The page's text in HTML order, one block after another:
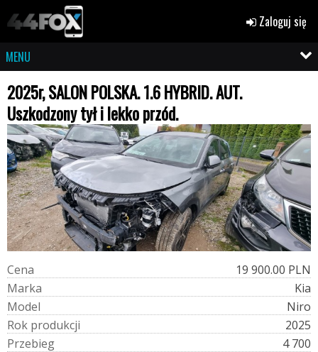
Zaloguj się
MENU
2025r, SALON POLSKA. 1.6 HYBRID. AUT.
Uszkodzony tył i lekko przód.
Cena
19 900.00 PLN
Marka
Kia
Model
Niro
Rok produkcji
2025
Przebieg
4 700